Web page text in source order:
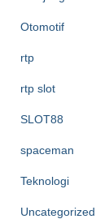
Otomotif
rtp
rtp slot
SLOT88
spaceman
Teknologi
Uncategorized